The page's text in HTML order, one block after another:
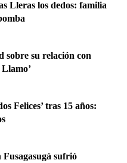
Lleras los dedos: familia
sobre su relación con
Felices’ tras 15 años:
Fusagasugá sufrió